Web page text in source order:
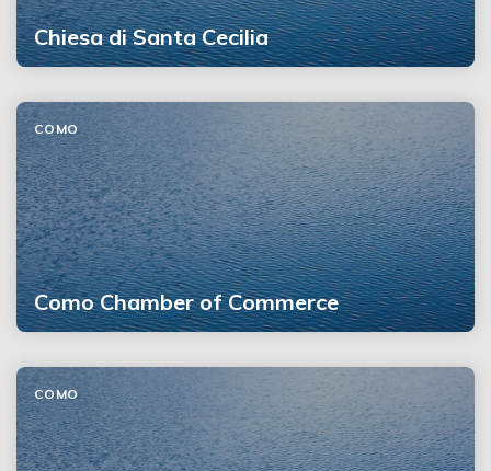
Chiesa di Santa Cecilia
Como Chamber of Commerce
COMO
COMO